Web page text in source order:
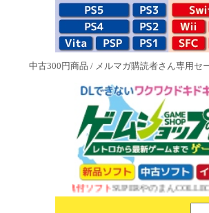
中古300円商品 / メルマガ購読者さん専用セ
1983特典付ソフトSUPERやのまん